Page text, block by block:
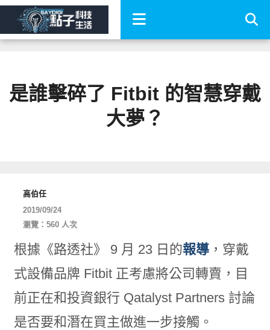
是誰擊碎了 Fitbit 的智慧穿戴
大夢？
高伯任
2019/09/24
瀏覽：560 人次
根據《路透社》 9 月 23 日的報導，穿戴
式設備品牌 Fitbit 正考慮將公司轉賣，目
前正在和投資銀行 Qatalyst Partners 討論
是否要和潛在買主做進一步接觸。